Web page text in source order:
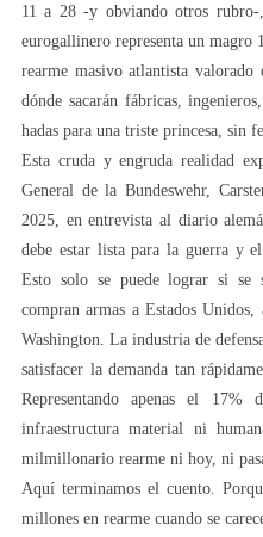
11 a 28 -y obviando otros
eurogallinero representa un magro
rearme masivo atlantista
dónde sacarán fábricas,
hadas para una triste princesa, sin
Esta cruda y engruda realidad
General de la Bundeswehr,
2025, en entrevista al diario
debe estar lista para la guerra y
Esto solo se puede lograr si
compran armas a Estados Unidos,
Washington. La industria de
satisfacer la demanda tan
Representando apenas el
infraestructura material ni
milmillonario rearme ni hoy, ni
Aquí terminamos el cuento.
millones en rearme cuando se